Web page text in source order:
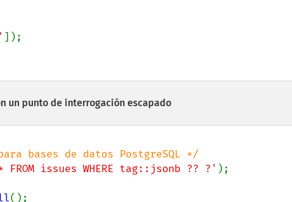
un punto de interrogación escapado
FROM issues WHERE tag::jsonb ?? ?'